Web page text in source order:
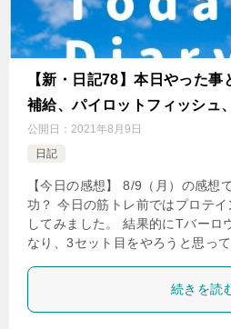
【新・日記78】本日やった
補給、パイロットフィッシュ
公開日： 2021年8月9日
日記
【今日の感想】 8/9（月）の感想
功？ 今日の筋トレ前ではプロテ
してみました。 結果的にTバーロ
なり、3セット目をやろうと思っ
続きを読